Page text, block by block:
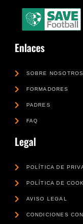
Enlaces
SOBRE NOSOTROS
FORMADORES
PADRES
FAQ
Legal
POLÍTICA DE
POLÍTICA DE
AVISO LEGAL
CONDICIONES